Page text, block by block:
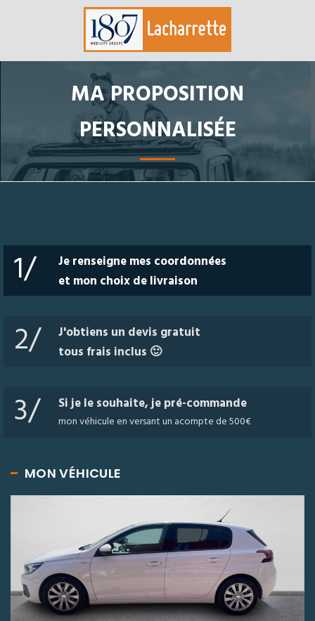
MA PROPOSITION
PERSONNALISÉE
1/
Je renseigne mes coordonnées
et mon choix de livraison
2/
J'obtiens un devis gratuit
tous frais inclus 🙂
3/ Si je le souhaite, je pré-commande
mon véhicule en versant un acompte de 500€
MON VÉHICULE